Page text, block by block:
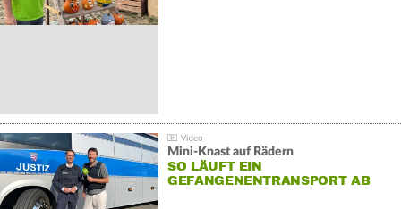
Mini-Knast auf Rädern
SO LÄUFT EIN
GEFANGENENTRANSPORT AB